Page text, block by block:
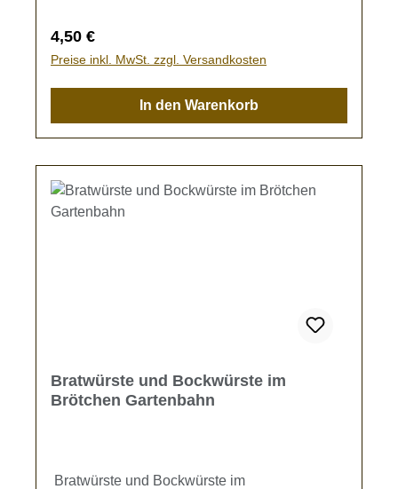
Regulärer Preis:
4,50 €
Preise inkl. MwSt. zzgl. Versandkosten
In den Warenkorb
Bratwürste und Bockwürste im
Brötchen Gartenbahn
Bratwürste und Bockwürste im